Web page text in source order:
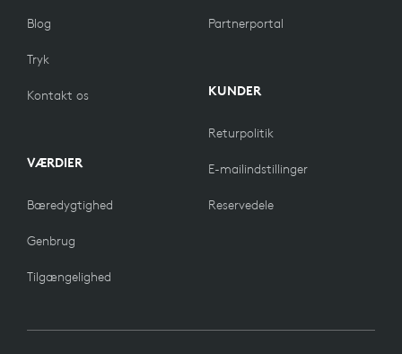
Blog
Tryk
Kontakt os
VÆRDIER
Bæredygtighed
Genbrug
Tilgængelighed
Partnerportal
KUNDER
Returpolitik
E-mailindstillinger
Reservedele